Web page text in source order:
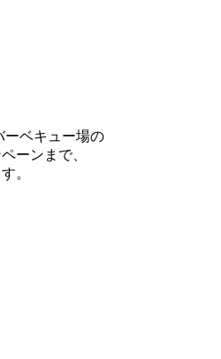
ーベキュー場の
ーンまで、
。